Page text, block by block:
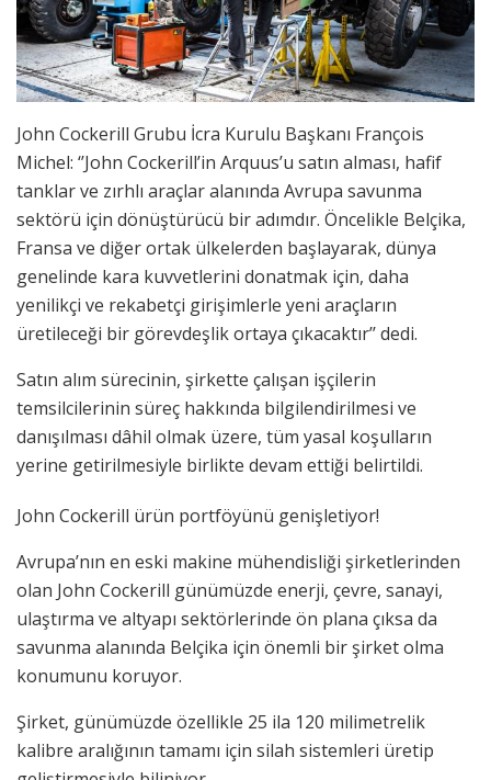
John Cockerill Grubu İcra Kurulu Başkanı François
Michel: ‘’John Cockerill’in Arquus’u satın alması, hafif
tanklar ve zırhlı araçlar alanında Avrupa savunma
sektörü için dönüştürücü bir adımdır. Öncelikle Belçika,
Fransa ve diğer ortak ülkelerden başlayarak, dünya
genelinde kara kuvvetlerini donatmak için, daha
yenilikçi ve rekabetçi girişimlerle yeni araçların
üretileceği bir görevdeşlik ortaya çıkacaktır’’ dedi.
Satın alım sürecinin, şirkette çalışan işçilerin
temsilcilerinin süreç hakkında bilgilendirilmesi ve
danışılması dâhil olmak üzere, tüm yasal koşulların
yerine getirilmesiyle birlikte devam ettiği belirtildi.
John Cockerill ürün portföyünü genişletiyor!
Avrupa’nın en eski makine mühendisliği şirketlerinden
olan John Cockerill günümüzde enerji, çevre, sanayi,
ulaştırma ve altyapı sektörlerinde ön plana çıksa da
savunma alanında Belçika için önemli bir şirket olma
konumunu koruyor.
Şirket, günümüzde özellikle 25 ila 120 milimetrelik
kalibre aralığının tamamı için silah sistemleri üretip